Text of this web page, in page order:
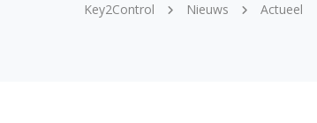
Key2Control Nieuws Actueel